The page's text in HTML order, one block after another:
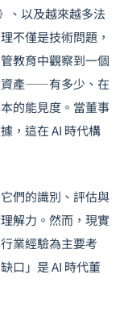
、以及越來越多法
不僅是技術問題，
教育中觀察到一個
資產——有多少、在
的能見度。當董事
，這在 AI 時代構
們的識別、評估與
解力。然而，現實
業經驗為主要考
口」是 AI 時代董